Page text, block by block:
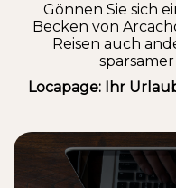
Gönnen Sie sich
Becken von
Reisen auch
Locapage: Ihr